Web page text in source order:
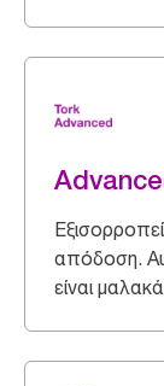
απόδοση.
είναι